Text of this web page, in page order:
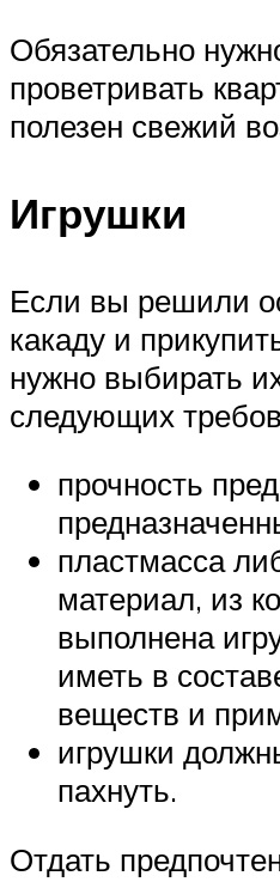
Обязательно
проветривать
полезен свежий
Игрушки
Если вы решили
какаду и
нужно выбирать
следующих
прочность
пластмасса
материал, из
выполнена
иметь в
веществ и
игрушки
пахнуть.
Отдать